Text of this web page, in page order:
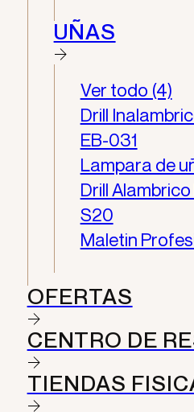
UÑAS
Ver todo (4)
Drill
EB-031
Lampara de
Drill
S20
Maletin
OFERTAS
CENTRO DE
TIENDAS